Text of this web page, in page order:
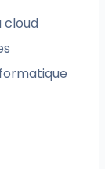
cloud